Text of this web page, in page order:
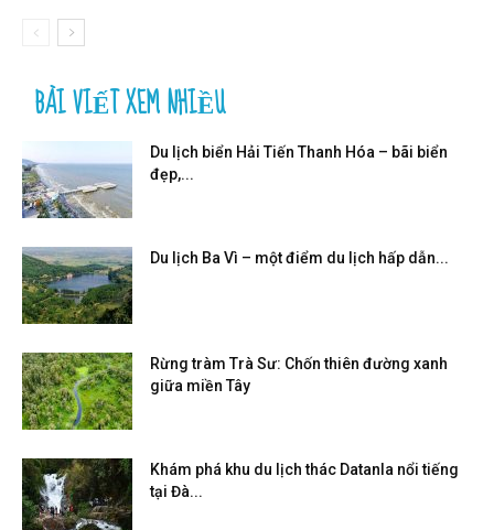
BÀI VIẾT XEM NHIỀU
Du lịch biển Hải Tiến Thanh Hóa – bãi biển
đẹp,...
Du lịch Ba Vì – một điểm du lịch hấp dẫn...
Rừng tràm Trà Sư: Chốn thiên đường xanh
giữa miền Tây
Khám phá khu du lịch thác Datanla nổi tiếng
tại Đà...